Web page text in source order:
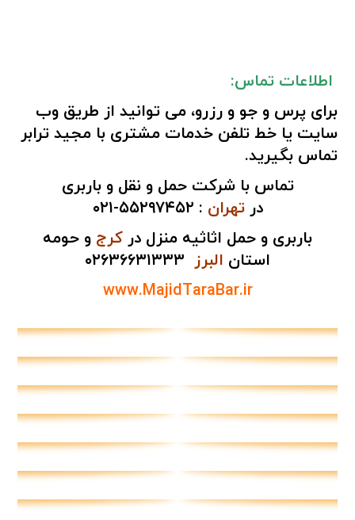
اطلاعات تماس:
برای پرس و جو و رزرو، می توانید از طریقوب
سایت یاخط تلفن خدمات مشتری با مجید ترابر
تماس بگیرید.
تماس با شرکت حمل و نقل و باربری
درتهران :
باربری و حمل اثاثیه منزل در کرج و حومه
استان البرز ۰۲۶۳۶۶۳۱۳۳۳
www.MajidTaraBar.ir